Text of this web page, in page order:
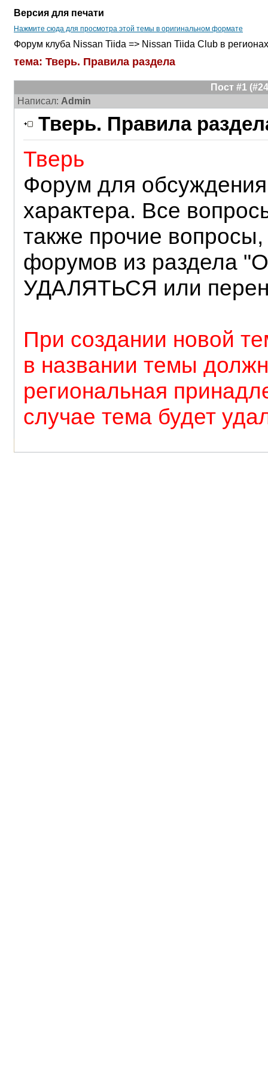
Версия для печати
Нажмите сюда для просмотра этой темы в оригинальном формате
Форум клуба Nissan Tiida => Nissan Tiida Club в
тема: Тверь. Правила раздела
Пост #1
Написал: Admin
Тверь. Правила
Тверь
Форум для
характера. Все
также прочие
форумов из раздела
УДАЛЯТЬСЯ или
При создании новой
в названии темы
региональная
случае тема будет